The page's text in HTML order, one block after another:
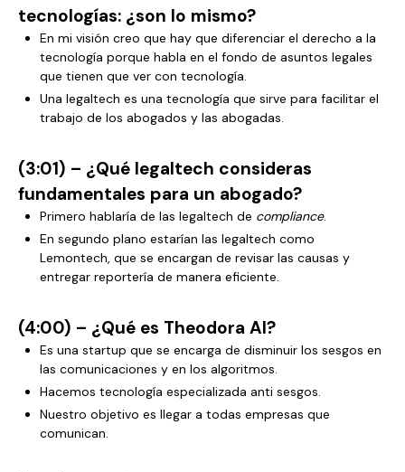
tecnologías: ¿son lo mismo?
En mi visión creo que hay que diferenciar el derecho a la
tecnología porque habla en el fondo de asuntos legales
que tienen que ver con tecnología.
Una legaltech es una tecnología que sirve para facilitar el
trabajo de los abogados y las abogadas.
(3:01) – ¿Qué legaltech consideras
fundamentales para un abogado?
Primero hablaría de las legaltech de compliance.
En segundo plano estarían las legaltech como
Lemontech, que se encargan de revisar las causas y
entregar reportería de manera eficiente.
(4:00) – ¿Qué es Theodora AI?
Es una startup que se encarga de disminuir los sesgos en
las comunicaciones y en los algoritmos.
Hacemos tecnología especializada anti sesgos.
Nuestro objetivo es llegar a todas empresas que
comunican.